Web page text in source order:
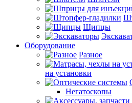
Щипцы
Оборудование
Разное
на установки
Негатоскопы